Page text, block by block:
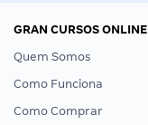
GRAN CURSOS ONLINE
Quem Somos
Como Funciona
Como Comprar